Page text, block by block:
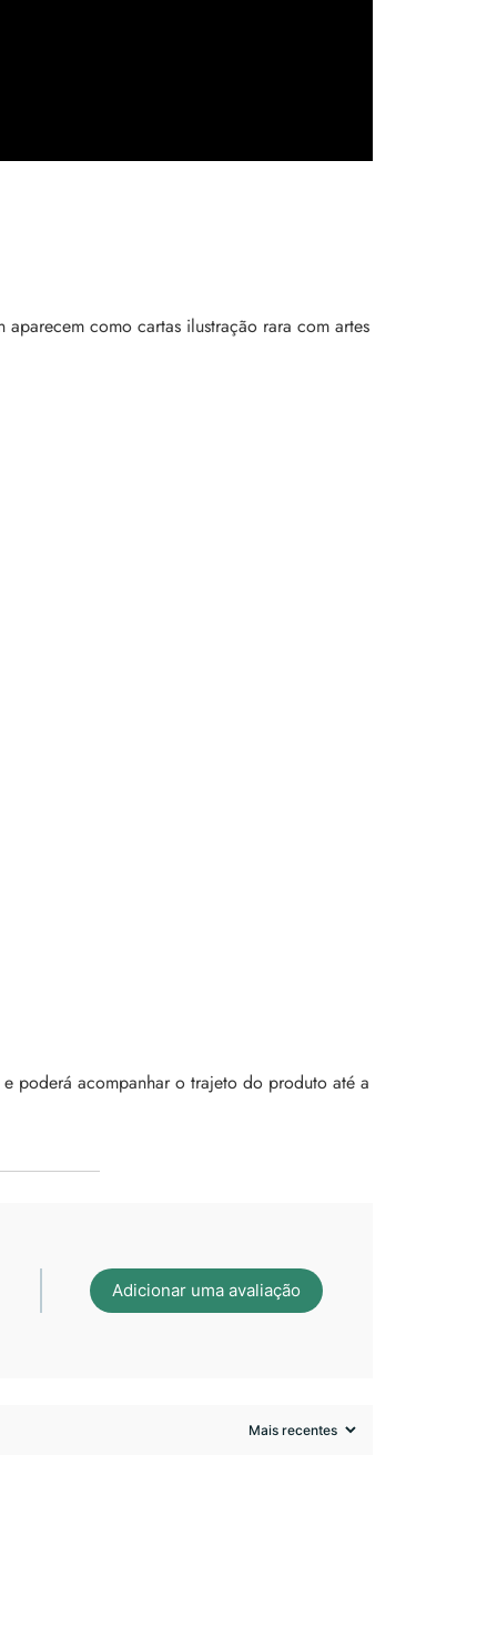
como cartas ilustração rara com artes
poderá acompanhar o trajeto do produto até a
Adicionar uma avaliação